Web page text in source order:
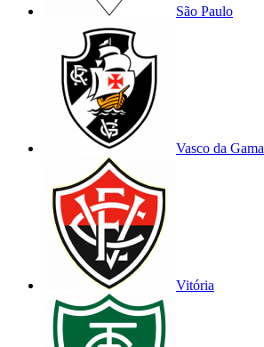
São Paulo
Vasco da Gama
Vitória